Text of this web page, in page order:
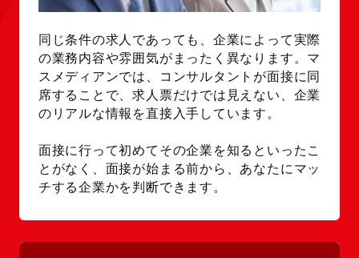
同じ条件の求人であっても、企業によって実際
の業務内容や雰囲気がまったく異なります。マ
スメディアンでは、コンサルタントが面接に同
席することで、求人票だけでは見えない、企業
のリアルな情報を直接入手しています。
面接に行って初めてその企業を知るといったこ
とがなく、面接が始まる前から、あなたにマッ
チする企業かを判断できます。